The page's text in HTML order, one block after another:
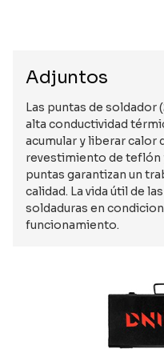
Adjuntos
Las puntas de soldador
alta conductividad
acumular y liberar calor
revestimiento de teflón
puntas garantizan un
calidad. La vida útil de
soldaduras en
funcionamiento.